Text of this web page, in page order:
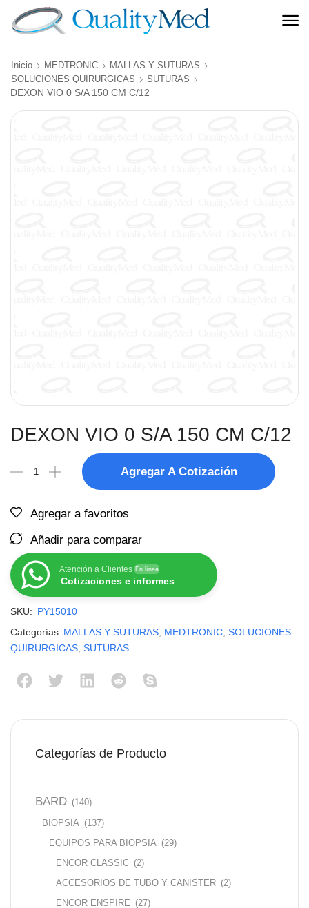
Inicio MEDTRONIC
MALLAS Y SUTURAS
SOLUCIONES QUIRURGICAS
SUTURAS
DEXON VIO 0 S/A 150 CM C/12
DEXON VIO 0 S/A 150 CM C/12
Agregar A Cotización
Agregar a favoritos
Añadir para comparar
Atención a Clientes En línea
Cotizaciones e informes
SKU: PY15010
Categorías MALLAS Y SUTURAS MEDTRONIC SOLUCIONES
QUIRURGICAS SUTURAS
Categorías de Producto
BARD (140)
BIOPSIA (137)
EQUIPOS PARA BIOPSIA (29)
ENCOR CLASSIC (2)
ACCESORIOS DE TUBO Y CANISTER (2)
ENCOR ENSPIRE (27)